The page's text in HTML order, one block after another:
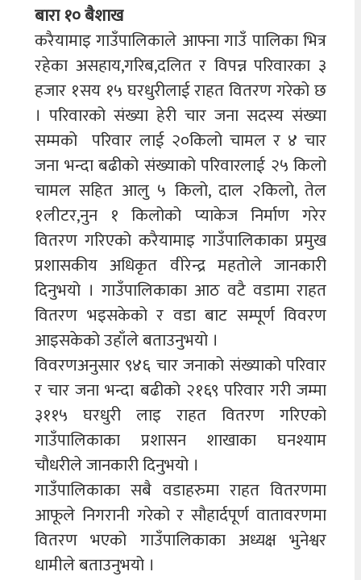
बारा १० बैशाख
करैयामाइ गाउँपालिकाले आफ्ना गाउँ पालिका भित्र
रहेका असहाय,गरिब,दलित र विपन्न परिवारका ३
हजार १सय १५ घरधुरीलाई राहत वितरण गरेको छ
। परिवारको संख्या हेरी चार जना सदस्य संख्या
सम्मको परिवार लाई २०किलो चामल र ४ चार
जना भन्दा बढीको संख्याको परिवारलाई २५ किलो
चामल सहित आलु ५ किलो, दाल २किलो, तेल
१लीटर,नुन १ किलोको प्याकेज निर्माण गरेर
वितरण गरिएको करैयामाइ गाउँपालिकाका प्रमुख
प्रशासकीय अधिकृत वीरेन्द्र महतोले जानकारी
दिनुभयो । गाउँपालिकाका आठ वटै वडामा राहत
वितरण भइसकेको र वडा बाट सम्पूर्ण विवरण
आइसकेको उहाँले बताउनुभयो ।
विवरणअनुसार ९४६ चार जनाको संख्याको परिवार
र चार जना भन्दा बढीको २१६९ परिवार गरी जम्मा
३११५ घरधुरी लाइ राहत वितरण गरिएको
गाउँपालिकाका प्रशासन शाखाका घनश्याम
चौधरीले जानकारी दिनुभयो ।
गाउँपालिकाका सबै वडाहरुमा राहत वितरणमा
आफूले निगरानी गरेको र सौहार्दपूर्ण वातावरणमा
वितरण भएको गाउँपालिकाका अध्यक्ष भुनेश्वर
धामीले बताउनुभयो ।